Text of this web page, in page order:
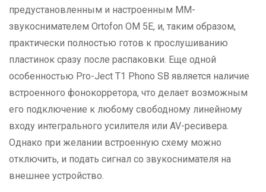
предустановленным и настроенным MM-
звукоснимателем Ortofon OM 5E, и, таким образом,
практически полностью готов к прослушиванию
пластинок сразу после распаковки. Еще одной
особенностью Pro-Ject T1 Phono SB является наличие
встроенного фонокорретора, что делает возможным
его подключение к любому свободному линейному
входу интегрального усилителя или AV-ресивера.
Однако при желании встроенную схему можно
отключить, и подать сигнал со звукоснимателя на
внешнее устройство.